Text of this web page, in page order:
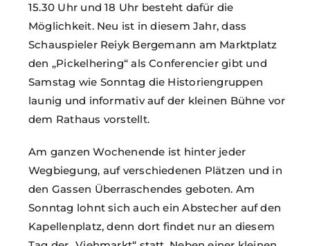
15.30 Uhr und 18 Uhr besteht dafür die
Möglichkeit. Neu ist in diesem Jahr, dass
Schauspieler Reiyk Bergemann am Marktplatz
den „Pickelhering“ als Conferencier gibt und
Samstag wie Sonntag die Historiengruppen
launig und informativ auf der kleinen Bühne vor
dem Rathaus vorstellt.
Am ganzen Wochenende ist hinter jeder
Wegbiegung, auf verschiedenen Plätzen und in
den Gassen Überraschendes geboten. Am
Sonntag lohnt sich auch ein Abstecher auf den
Kapellenplatz, denn dort findet nur an diesem